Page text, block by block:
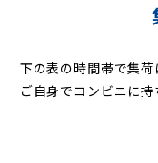
下の表の時間帯で集
ご自身でコンビニに